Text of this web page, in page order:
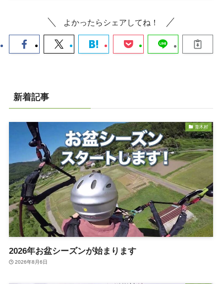
よかったらシェアしてね！
新着記事
青木村
2026年お盆シーズンが始まります
2026年8月6日